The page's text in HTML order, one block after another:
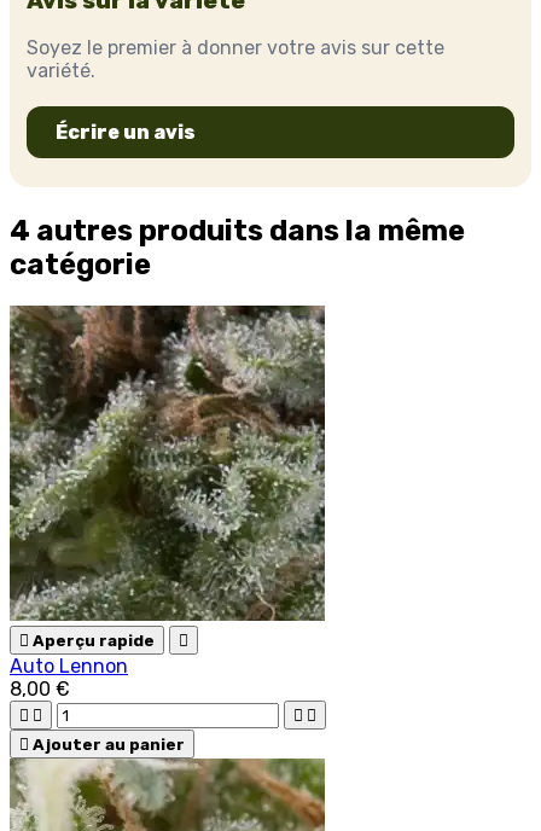
Soyez le premier à donner votre avis sur cette
variété.
Écrire un avis
4 autres produits dans la même
catégorie
 Aperçu rapide 
Auto Lennon
8,00 €
   
 Ajouter au panier